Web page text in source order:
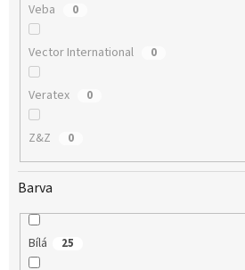
Veba 0
Vector International 0
Veratex 0
Z&Z 0
Barva
Bílá 25